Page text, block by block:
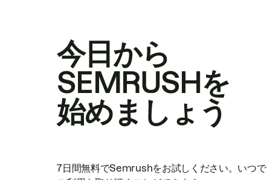
今日から
SEMRUSHを
始めましょう
7日間無料でSemrushをお試しください。いつ